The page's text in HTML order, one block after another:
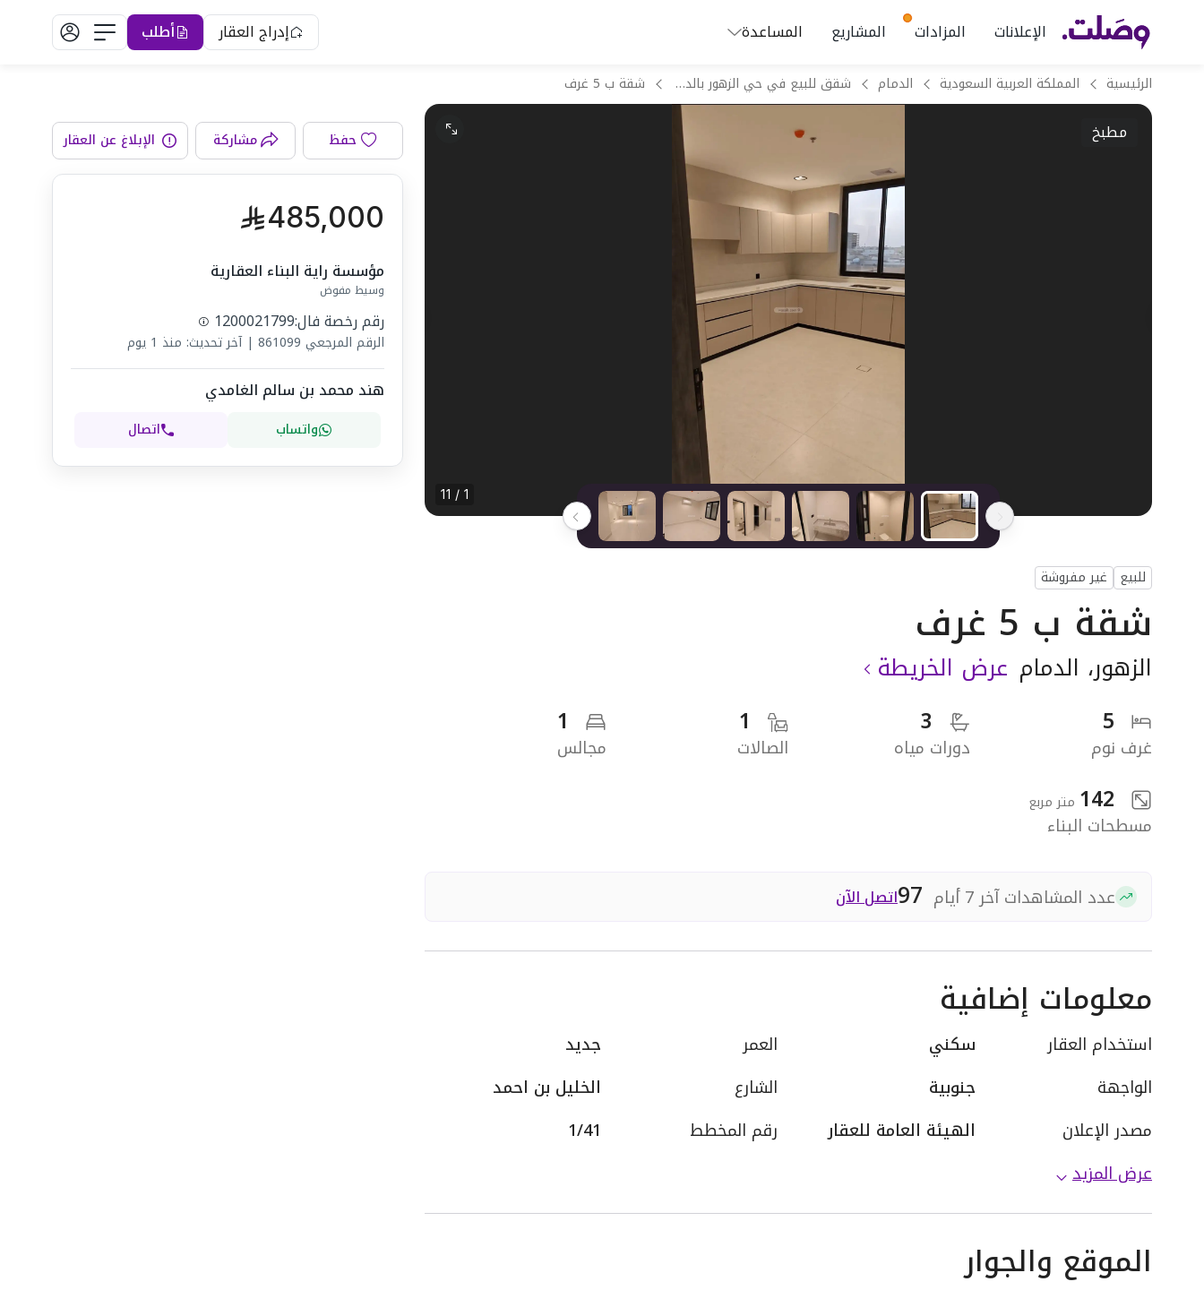
الإعلانات المزادات المشاريع المساعدة إدراج العقار أطلب
الرئيسية المملكة العربية السعودية الدمام شقق للبيع في حي الزهور بالدمام شقة ب 5 غرف
مطبخ دورات المياه
1 / 11
للبيع غير مفروشة
شقة ب 5 غرف
الزهور، الدمام عرض الخريطة
5
غرف نوم
3
دورات مياه
1
الصالات
1
مجالس
142 متر مربع
مسطحات البناء
عدد المشاهدات آخر 7 أيام 97اتصل الآن
معلومات إضافية
استخدام العقار سكني العمر
جديد
الواجهة
جنوبية الشارع
الخليل بن احمد
مصدر الإعلان
الهيئة العامة للعقار رقم المخطط
1/41
عرض المزيد
الموقع والجوار
حفظ مشاركة الإبلاغ عن العقار
485,000
مؤسسة راية البناء العقارية
وسيط مفوض
رقم رخصة فال:1200021799
الرقم المرجعي 861099
|آخر تحديث: منذ 1 يوم
هند محمد بن سالم الغامدي
واتساب اتصال